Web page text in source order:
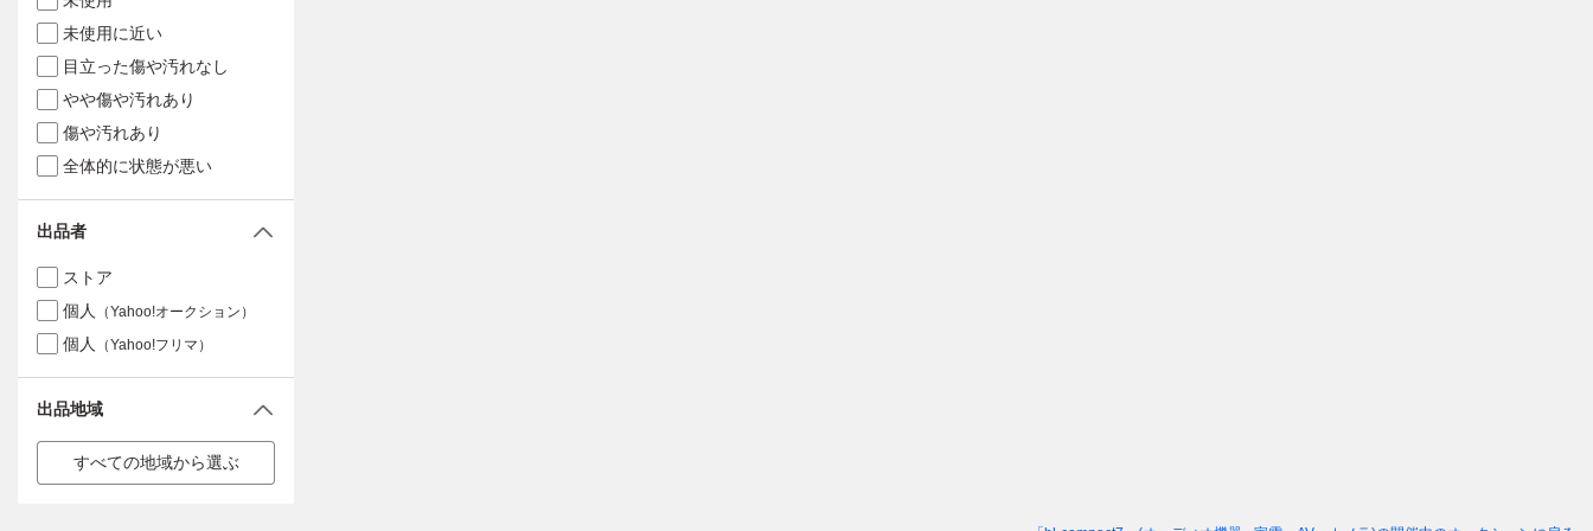
未使用に近い
目立った傷や汚れなし
やや傷や汚れあり
傷や汚れあり
全体的に状態が悪い
出品者
ストア
個人
（Yahoo!オークション）
個人 （Yahoo!フリマ）
出品地域
すべての地域から選ぶ